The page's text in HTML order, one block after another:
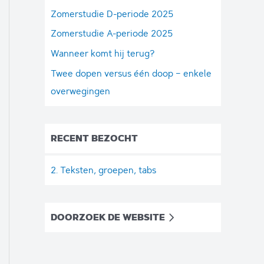
Zomerstudie D-periode 2025
Zomerstudie A-periode 2025
Wanneer komt hij terug?
Twee dopen versus één doop – enkele
overwegingen
RECENT BEZOCHT
2. Teksten, groepen, tabs
DOORZOEK DE WEBSITE